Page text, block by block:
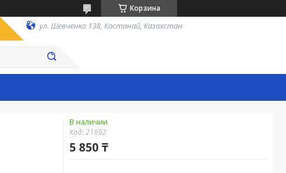
Корзина
ул. Шевченко 138, Костанай, Казахстан
В наличии
Код:21692
5 850 ₸